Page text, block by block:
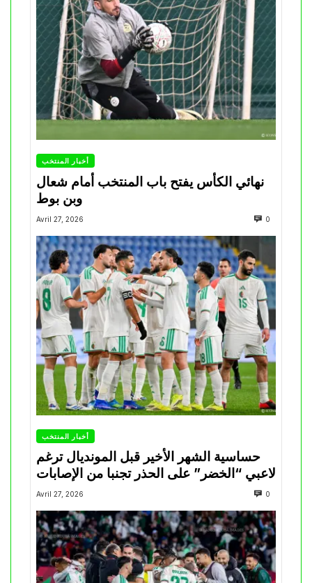
أخبار المنتخب
نهائي الكأس يفتح باب المنتخب أمام شعال
وبن بوط
Avril 27, 2026 0
أخبار المنتخب
حساسية الشهر الأخير قبل المونديال ترغم
لاعبي “الخضر” على الحذر تجنبا من الإصابات
Avril 27, 2026 0